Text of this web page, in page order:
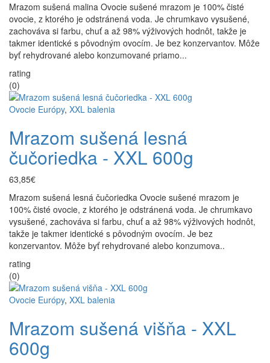
Mrazom sušená malina Ovocie sušené mrazom je 100% čisté
ovocie, z ktorého je odstránená voda. Je chrumkavo vysušené,
zachováva si farbu, chuť a až 98% výživových hodnôt, takže je
takmer identické s pôvodným ovocím. Je bez konzervantov. Môže
byť rehydrované alebo konzumované priamo...
rating
(0)
Ovocie Európy, XXL balenia
Mrazom sušená lesná
čučoriedka - XXL 600g
63,85€
Mrazom sušená lesná čučoriedka Ovocie sušené mrazom je
100% čisté ovocie, z ktorého je odstránená voda. Je chrumkavo
vysušené, zachováva si farbu, chuť a až 98% výživových hodnôt,
takže je takmer identické s pôvodným ovocím. Je bez
konzervantov. Môže byť rehydrované alebo konzumova..
rating
(0)
Ovocie Európy, XXL balenia
Mrazom sušená višňa - XXL
600g